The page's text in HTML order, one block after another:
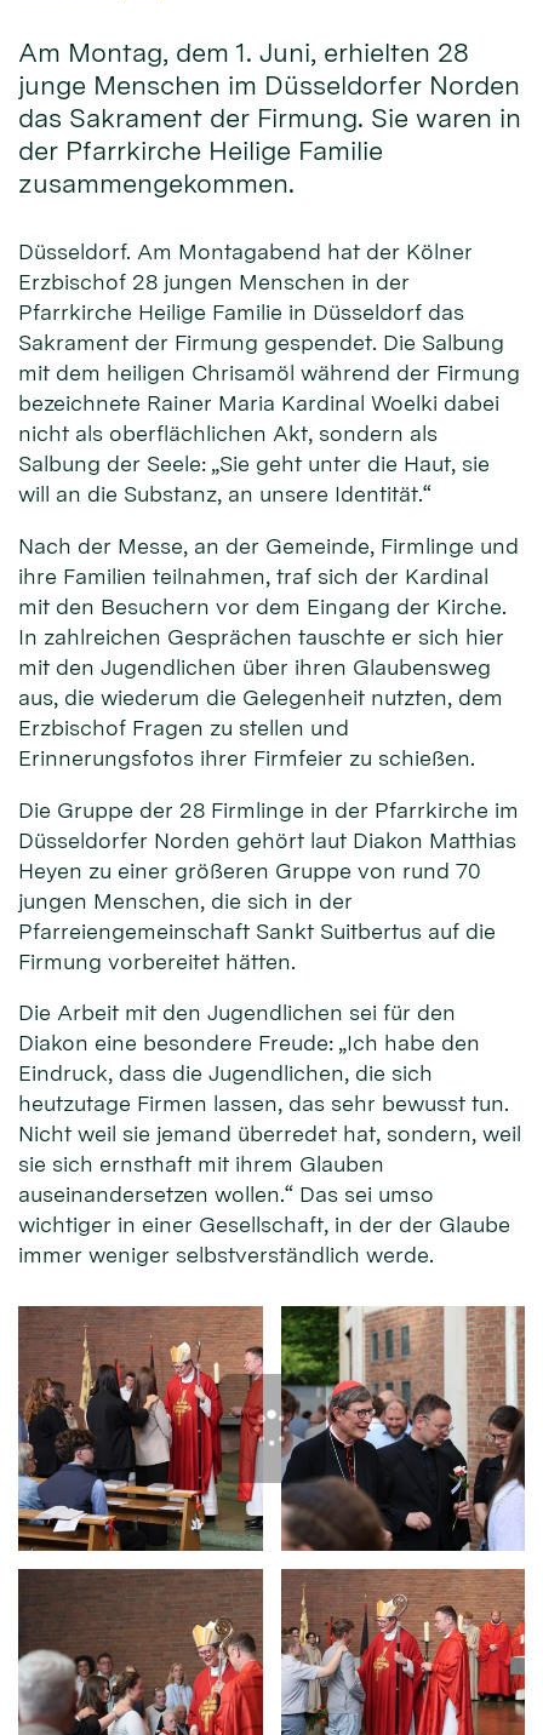
Am Montag, dem 1. Juni, erhielten 28
junge Menschen im Düsseldorfer Norden
das Sakrament der Firmung. Sie waren in
der Pfarrkirche Heilige Familie
zusammengekommen.
Düsseldorf. Am Montagabend hat der Kölner
Erzbischof 28 jungen Menschen in der
Pfarrkirche Heilige Familie in Düsseldorf das
Sakrament der Firmung gespendet. Die Salbung
mit dem heiligen Chrisamöl während der Firmung
bezeichnete Rainer Maria Kardinal Woelki dabei
nicht als oberflächlichen Akt, sondern als
Salbung der Seele: „Sie geht unter die Haut, sie
will an die Substanz, an unsere Identität.“
Nach der Messe, an der Gemeinde, Firmlinge und
ihre Familien teilnahmen, traf sich der Kardinal
mit den Besuchern vor dem Eingang der Kirche.
In zahlreichen Gesprächen tauschte er sich hier
mit den Jugendlichen über ihren Glaubensweg
aus, die wiederum die Gelegenheit nutzten, dem
Erzbischof Fragen zu stellen und
Erinnerungsfotos ihrer Firmfeier zu schießen.
Die Gruppe der 28 Firmlinge in der Pfarrkirche im
Düsseldorfer Norden gehört laut Diakon Matthias
Heyen zu einer größeren Gruppe von rund 70
jungen Menschen, die sich in der
Pfarreiengemeinschaft Sankt Suitbertus auf die
Firmung vorbereitet hätten.
Die Arbeit mit den Jugendlichen sei für den
Diakon eine besondere Freude: „Ich habe den
Eindruck, dass die Jugendlichen, die sich
heutzutage Firmen lassen, das sehr bewusst tun.
Nicht weil sie jemand überredet hat, sondern, weil
sie sich ernsthaft mit ihrem Glauben
auseinandersetzen wollen.“ Das sei umso
wichtiger in einer Gesellschaft, in der der Glaube
immer weniger selbstverständlich werde.